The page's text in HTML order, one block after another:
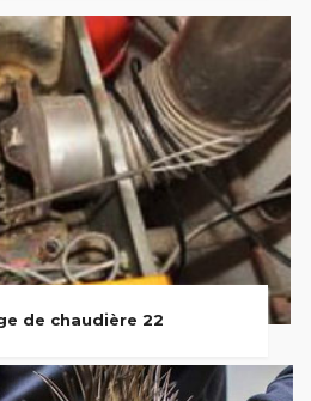
de chaudière 22